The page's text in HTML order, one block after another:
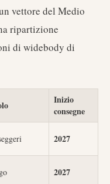
vettore del Medio
ripartizione
di widebody di
Inizio
consegne
2027
2027